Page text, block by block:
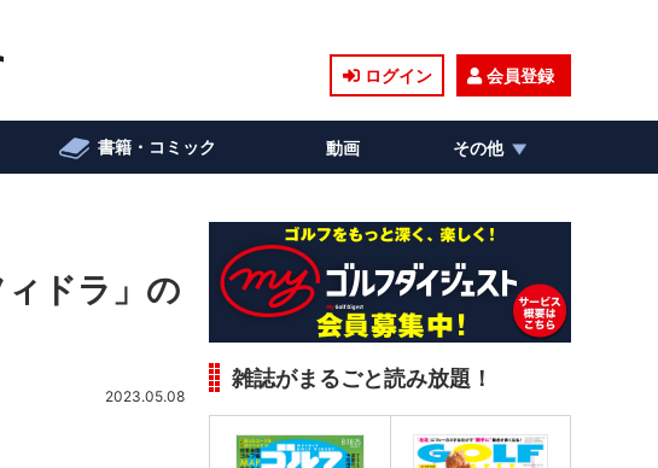
ログイン 会員登録
書籍・コミック 動画 その他
ドラ」の
2023.05.08
雑誌がまるごと読み放題！